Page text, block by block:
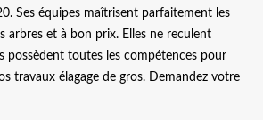
Ses équipes maîtrisent parfaitement les
arbres et à bon prix. Elles ne reculent
possèdent toutes les compétences pour
travaux élagage de gros. Demandez votre